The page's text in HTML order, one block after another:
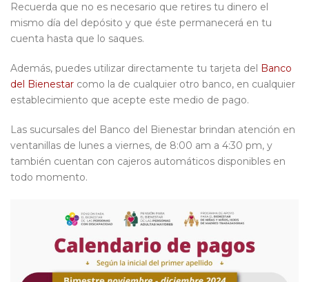
Recuerda que no es necesario que retires tu dinero el
mismo día del depósito y que éste permanecerá en tu
cuenta hasta que lo saques.
Además, puedes utilizar directamente tu tarjeta del
Banco
del Bienestar como la de cualquier otro banco, en cualquier
establecimiento que acepte este medio de pago.
Las sucursales del Banco del Bienestar brindan atención en
ventanillas de lunes a viernes, de 8:00 am a 4:30 pm, y
también cuentan con cajeros automáticos disponibles en
todo momento.